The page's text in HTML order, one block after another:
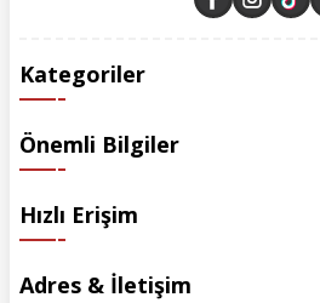
Kategoriler
Önemli Bilgiler
Hızlı Erişim
Adres & İletişim